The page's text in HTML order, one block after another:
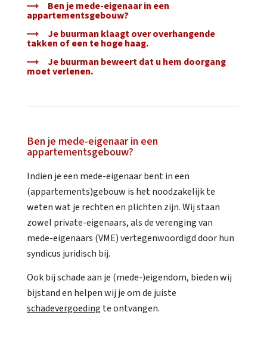
Ben je mede-eigenaar in een
appartementsgebouw?
Je buurman klaagt over overhangende
takken of een te hoge haag.
Je buurman beweert dat u hem doorgang
moet verlenen.
Ben je mede-eigenaar in een
appartementsgebouw?
Indien je een mede-eigenaar bent in een
(appartements)gebouw is het noodzakelijk te
weten wat je rechten en plichten zijn. Wij staan
zowel private-eigenaars, als de verenging van
mede-eigenaars (VME) vertegenwoordigd door hun
syndicus juridisch bij.
Ook bij schade aan je (mede-)eigendom, bieden wij
bijstand en helpen wij je om de juiste
schadevergoeding te ontvangen.